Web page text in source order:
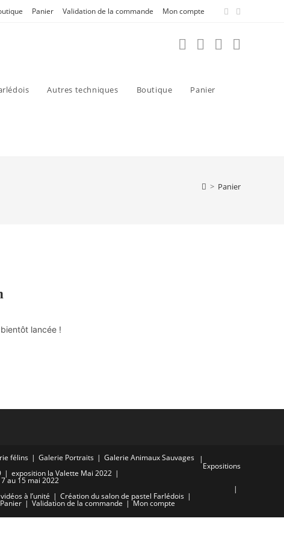
Panier Validation de la commande Mon compte
Autres techniques Boutique Panier
> Panier
lancée !
félins Galerie Portraits
Galerie Animaux Sauvages
Expositions
exposition la Valette Mai 2022
au 15 mai 2022
à l’unité Création du salon de pastel Farlédois
Panier Validation de la commande Mon compte